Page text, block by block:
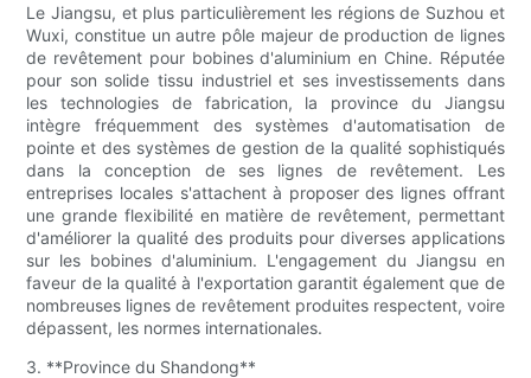
Le Jiangsu, et plus particulièrement les régions de Suzhou et
Wuxi, constitue un autre pôle majeur de production de lignes
de revêtement pour bobines d'aluminium en Chine. Réputée
pour son solide tissu industriel et ses investissements dans
les technologies de fabrication, la province du Jiangsu
intègre fréquemment des systèmes d'automatisation de
pointe et des systèmes de gestion de la qualité sophistiqués
dans la conception de ses lignes de revêtement. Les
entreprises locales s'attachent à proposer des lignes offrant
une grande flexibilité en matière de revêtement, permettant
d'améliorer la qualité des produits pour diverses applications
sur les bobines d'aluminium. L'engagement du Jiangsu en
faveur de la qualité à l'exportation garantit également que de
nombreuses lignes de revêtement produites respectent, voire
dépassent, les normes internationales.
3. **Province du Shandong**